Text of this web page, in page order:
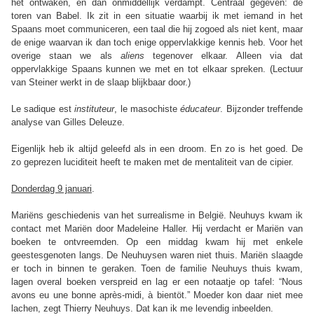
het ontwaken, en dan onmiddellijk verdampt. Centraal gegeven: de
toren van Babel. Ik zit in een situatie waarbij ik met iemand in het
Spaans moet communiceren, een taal die hij zogoed als niet kent, maar
de enige waarvan ik dan toch enige oppervlakkige kennis heb. Voor het
overige staan we als aliens tegenover elkaar. Alleen via dat
oppervlakkige Spaans kunnen we met en tot elkaar spreken. (Lectuur
van Steiner werkt in de slaap blijkbaar door.)
Le sadique estinstituteur, le masochisteéducateur. Bijzonder treffende
analyse van Gilles Deleuze.
Eigenlijk heb ik altijd geleefd als in een droom. En zo is het goed. De
zo geprezen luciditeit heeft te maken met de mentaliteit van de cipier.
Donderdag 9 januari.
Mariëns geschiedenis van het surrealisme in België. Neuhuys kwam ik
contact met Mariën door Madeleine Haller. Hij verdacht er Mariën van
boeken te ontvreemden. Op een middag kwam hij met enkele
geestesgenoten langs. De Neuhuysen waren niet thuis. Mariën slaagde
er toch in binnen te geraken. Toen de familie Neuhuys thuis kwam,
lagen overal boeken verspreid en lag er een notaatje op tafel: “Nous
avons eu une bonne après-midi, à bientöt.” Moeder kon daar niet mee
lachen, zegt Thierry Neuhuys. Dat kan ik me levendig inbeelden.